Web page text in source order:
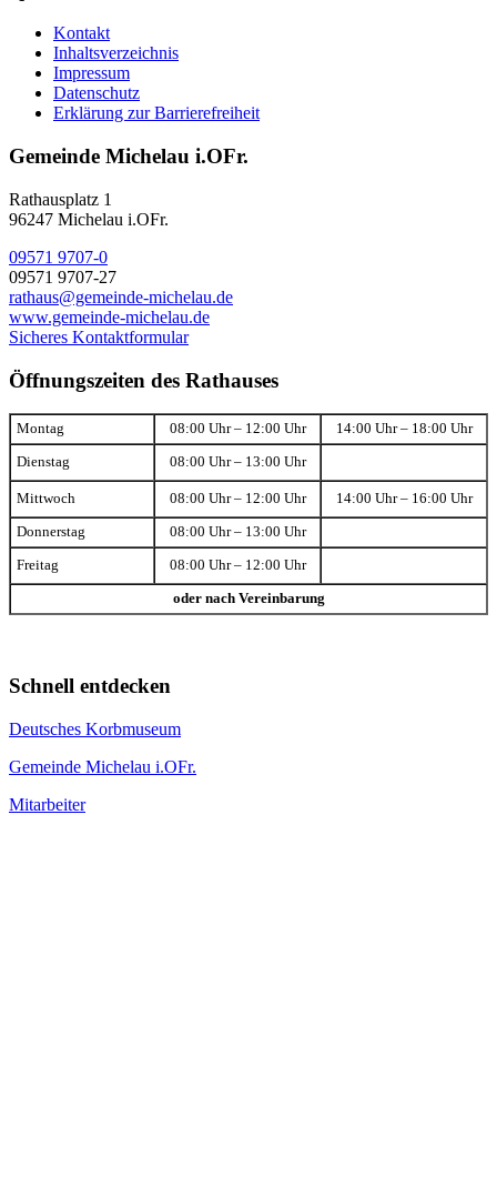
Kontakt
Inhaltsverzeichnis
Impressum
Datenschutz
Erklärung zur Barrierefreiheit
Gemeinde Michelau i.OFr.
Rathausplatz 1
96247 Michelau i.OFr.
09571 9707-0
09571 9707-27
rathaus@gemeinde-michelau.de
www.gemeinde-michelau.de
Sicheres Kontaktformular
Öffnungszeiten des Rathauses
Montag 08:00 Uhr – 12:00 Uhr 14:00 Uhr – 18:00 Uhr
Dienstag 08:00 Uhr – 13:00 Uhr
Mittwoch 08:00 Uhr – 12:00 Uhr 14:00 Uhr – 16:00 Uhr
Donnerstag 08:00 Uhr – 13:00 Uhr
Freitag 08:00 Uhr – 12:00 Uhr
oder nach Vereinbarung
Schnell entdecken
Deutsches Korbmuseum
Gemeinde Michelau i.OFr.
Mitarbeiter